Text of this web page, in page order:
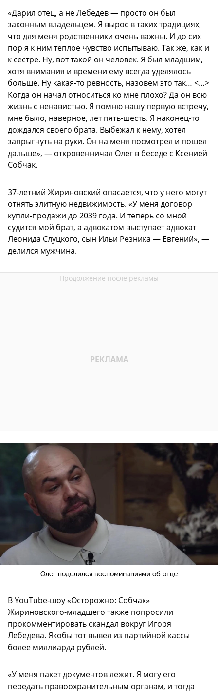
«Дарил отец, а не Лебедев — просто он был
законным владельцем. Я вырос в таких традициях,
что для меня родственники очень важны. И до сих
пор я к ним теплое чувство испытываю. Так же, как и
к сестре. Ну, вот такой он человек. Я был младшим,
хотя внимания и времени ему всегда уделялось
больше. Ну какая-то ревность, назовем это так… <…>
Когда он начал относиться ко мне плохо? Да он всю
жизнь с ненавистью. Я помню нашу первую встречу,
мне было, наверное, лет пять-шесть. Я наконец-то
дождался своего брата. Выбежал к нему, хотел
запрыгнуть на руки. Он на меня посмотрел и пошел
дальше», — откровенничал Олег в беседе с Ксенией
Собчак.
37-летний Жириновский опасается, что у него могут
отнять элитную недвижимость. «У меня договор
купли-продажи до 2039 года. И теперь со мной
судится мой брат, а адвокатом выступает адвокат
Леонида Слуцкого, сын Ильи Резника — Евгений», —
делился мужчина.
Олег поделился воспоминаниями об отце
В YouTube-шоу «Осторожно: Собчак»
Жириновского-младшего также попросили
прокомментировать скандал вокруг Игоря
Лебедева. Якобы тот вывел из партийной кассы
более миллиарда рублей.
«У меня пакет документов лежит. Я могу его
передать правоохранительным органам, и тогда